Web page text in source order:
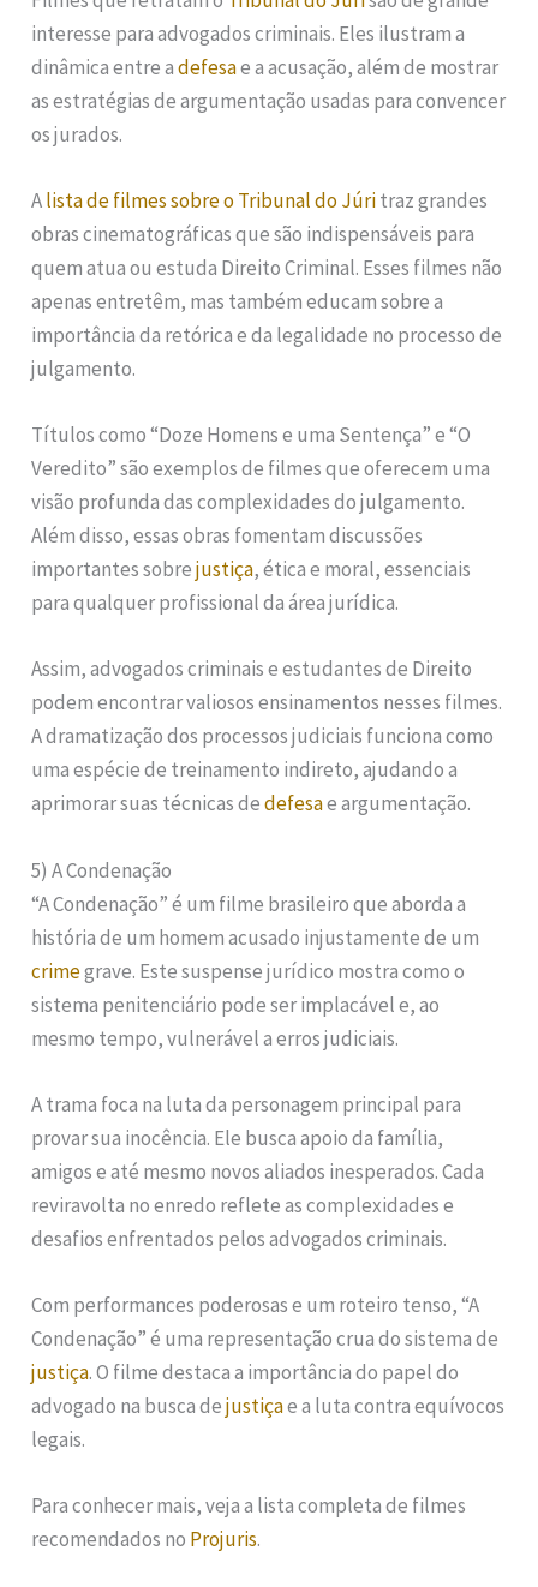
interesse para advogados criminais. Eles ilustram a
dinâmica entre adefesae a acusação, além de mostrar
as estratégias de argumentação usadas para convencer
os jurados.
Alista de filmes sobre o Tribunal do Júritraz grandes
obras cinematográficas que são indispensáveis para
quem atua ou estuda Direito Criminal. Esses filmes não
apenas entretêm, mas também educam sobre a
importância da retórica e da legalidade no processo de
julgamento.
Títulos como “Doze Homens e uma Sentença” e “O
Veredito” são exemplos de filmes que oferecem uma
visão profunda das complexidades do julgamento.
Além disso, essas obras fomentam discussões
importantes sobrejustiça, ética e moral, essenciais
para qualquer profissional da área jurídica.
Assim, advogados criminais e estudantes de Direito
podem encontrar valiosos ensinamentos nesses filmes.
A dramatização dos processos judiciais funciona como
uma espécie de treinamento indireto, ajudando a
aprimorar suas técnicas dedefesae argumentação.
5) A Condenação
“A Condenação” é um filme brasileiro que aborda a
história de um homem acusado injustamente de um
crimegrave. Este suspense jurídico mostra como o
sistema penitenciário pode ser implacável e, ao
mesmo tempo, vulnerável a erros judiciais.
A trama foca na luta da personagem principal para
provar sua inocência. Ele busca apoio da família,
amigos e até mesmo novos aliados inesperados. Cada
reviravolta no enredo reflete as complexidades e
desafios enfrentados pelos advogados criminais.
Com performances poderosas e um roteiro tenso, “A
Condenação” é uma representação crua do sistema de
justiça. O filme destaca a importância do papel do
advogado na busca dejustiçae a luta contra equívocos
legais.
Para conhecer mais, veja a lista completa de filmes
recomendados no Projuris.